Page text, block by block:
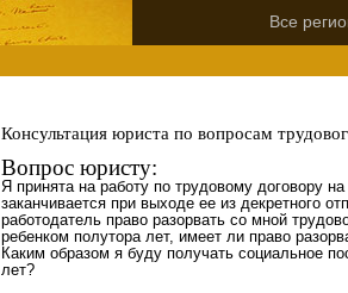
Все
Консультация юриста по вопросам
Вопрос юристу:
Я принята на работу по трудовому договору
заканчивается при выходе ее из декретного
работодатель право разорвать со мной
ребенком полутора лет, имеет ли право
Каким образом я буду получать социальное
лет?